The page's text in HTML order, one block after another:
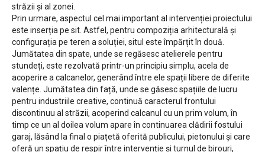
străzii și al zonei.
Prin urmare, aspectul cel mai important al intervenției proiectului
este inserția pe sit. Astfel, pentru compoziția arhitecturală și
configurația pe teren a soluției, situl este împărțit în două.
Jumătatea din spate, unde se regăsesc atelierele pentru
stundeți, este rezolvată printr-un principiu simplu, acela de
acoperire a calcanelor, generând între ele spații libere de diferite
valențe. Jumătatea din față, unde se găsesc spațiile de lucru
pentru industriile creative, continuă caracterul frontului
discontinuu al străzii, acoperind calcanul cu un prim volum, în
timp ce un al doilea volum apare în continuarea clădirii fostului
garaj, lăsând la final o piațetă oferită publicului, pietonului și care
oferă un spațiu de respir între intervenție și turnul de birouri,